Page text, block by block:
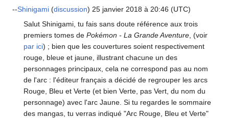
--Shinigami (discussion) 25 janvier 2018 à 20:46 (UTC)
Salut Shinigami, tu fais sans doute référence aux trois
premiers tomes dePokémon - La Grande Aventure , (voir
par ici) ; bien que les couvertures soient respectivement
rouge, bleue et jaune, illustrant chacune un des
personnages principaux, cela ne correspond pas au nom
de l'arc : l'éditeur français a décidé de regrouper les arcs
Rouge, Bleu et Verte (et bien Verte, pas Vert, du nom du
personnage) avec l'arc Jaune. Si tu regardes le sommaire
des mangas, tu verras indiqué "Arc Rouge, Bleu et Verte"